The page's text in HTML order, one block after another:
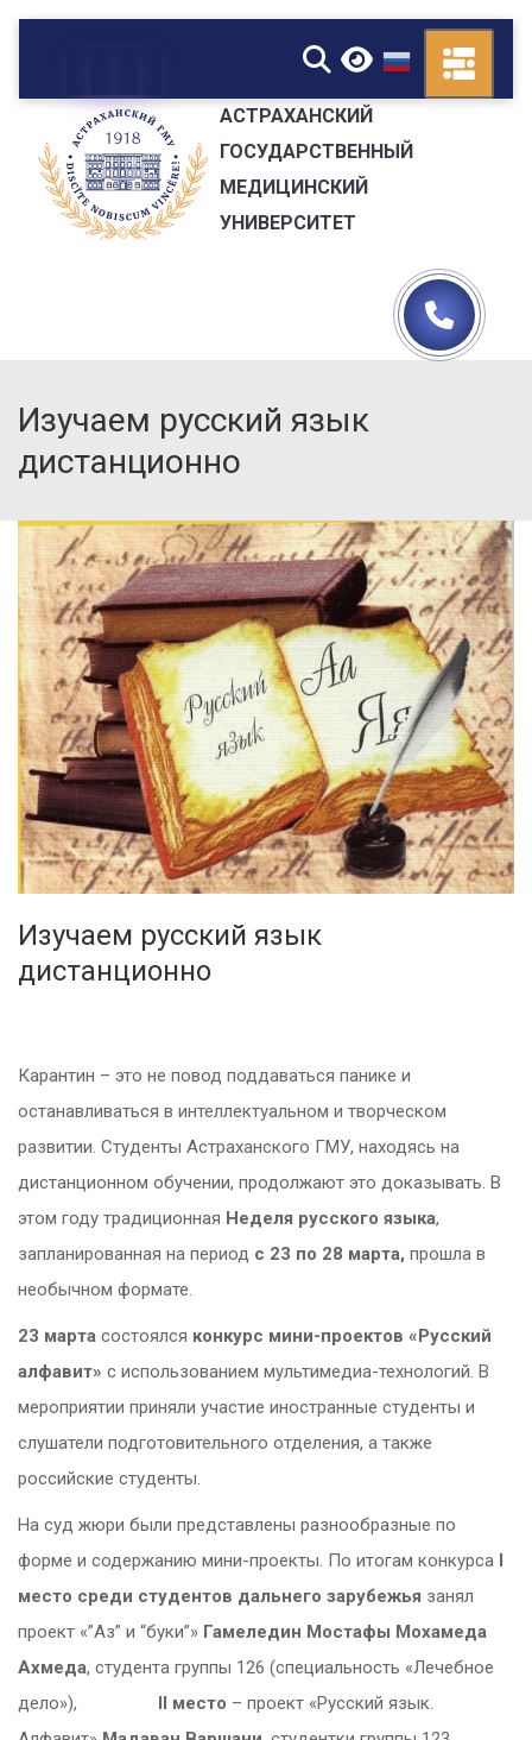
▼
АСТРАХАНСКИЙ
ГОСУДАРСТВЕННЫЙ
МЕДИЦИНСКИЙ
УНИВЕРСИТЕТ
Изучаем русский язык
дистанционно
Изучаем русский язык
дистанционно
Карантин – это не повод поддаваться панике и
останавливаться в интеллектуальном и творческом
развитии. Студенты Астраханского ГМУ, находясь на
дистанционном обучении, продолжают это доказывать. В
этом году традиционная Неделя русского языка,
запланированная на период с 23 по 28 марта, прошла в
необычном формате.
23 марта состоялся конкурс мини-проектов «Русский
алфавит» с использованием мультимедиа-технологий. В
мероприятии приняли участие иностранные студенты и
слушатели подготовительного отделения, а также
российские студенты.
На суд жюри были представлены разнообразные по
форме и содержанию мини-проекты. По итогам конкурса I
место среди студентов дальнего зарубежья занял
проект «”Аз” и “буки”» Гамеледин Мостафы Мохамеда
Ахмеда, студента группы 126 (специальность «Лечебное
дело»), II место – проект «Русский язык.